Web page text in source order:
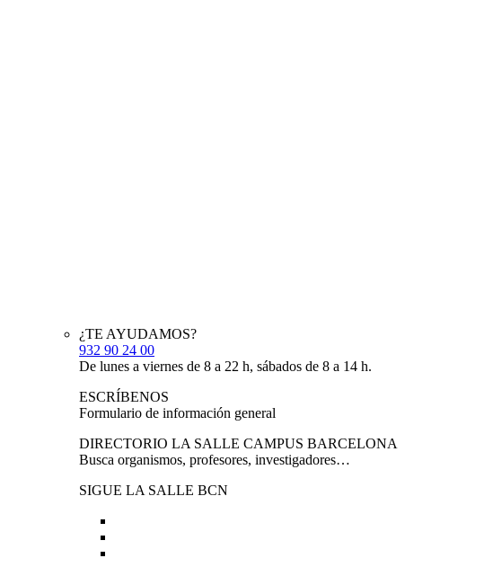
¿TE AYUDAMOS?
932 90 24 00
De lunes a viernes de 8 a 22 h, sábados de 8 a 14 h.
ESCRÍBENOS
Formulario de información general
DIRECTORIO LA SALLE CAMPUS BARCELONA
Busca organismos, profesores, investigadores…
SIGUE LA SALLE BCN